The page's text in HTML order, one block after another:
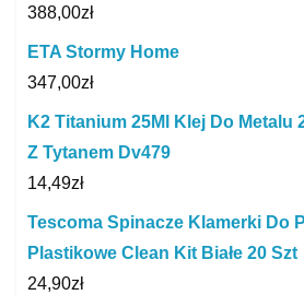
388,00zł
ETA Stormy Home
347,00zł
K2 Titanium 25Ml Klej Do Metalu
Z Tytanem Dv479
14,49zł
Tescoma Spinacze Klamerki Do
Plastikowe Clean Kit Białe 20 Szt
24,90zł